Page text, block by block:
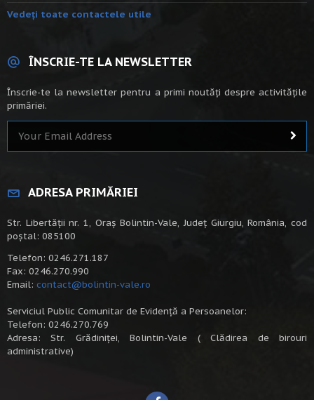
Vedeți toate contactele utile
ÎNSCRIE-TE LA NEWSLETTER
Înscrie-te la newsletter pentru a primi noutăți despre activitățile
primăriei.
ADRESA PRIMĂRIEI
Str. Libertății nr. 1, Oraș Bolintin-Vale, Județ Giurgiu, România, cod
poștal: 085100
Telefon: 0246.271.187
Fax: 0246.270.990
Email: contact@bolintin-vale.ro
Serviciul Public Comunitar de Evidență a Persoanelor:
Telefon: 0246.270.769
Adresa: Str. Grădiniței, Bolintin-Vale ( Clădirea de birouri
administrative)